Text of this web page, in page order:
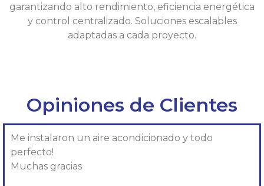
garantizando alto rendimiento, eficiencia energética
y control centralizado. Soluciones escalables
adaptadas a cada proyecto.
Opiniones de Clientes
Me instalaron un aire acondicionado y todo
perfecto!
Muchas gracias